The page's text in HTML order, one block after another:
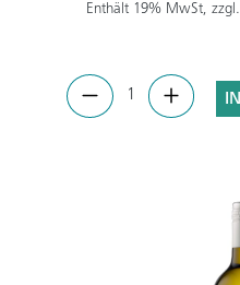
Enthält 19% MwSt,